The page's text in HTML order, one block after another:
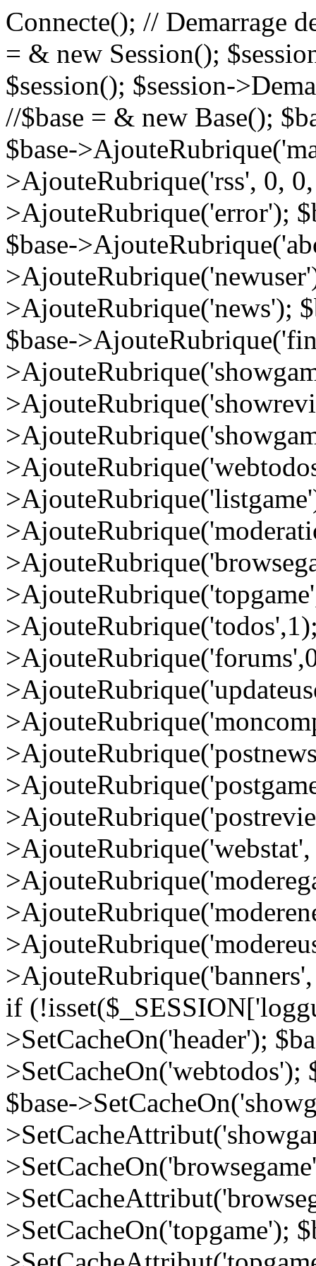
Connecte(); // Demarrage
= & new Session();
$session(); $session-
//$base = & new Base();
$base-
>AjouteRubrique('rss', 0,
>AjouteRubrique('error');
$base-
>AjouteRubrique('news');
$base-
>AjouteRubrique('webstat',
if
>SetCacheOn('header');
>SetCacheOn('webtodos');
$base-
>SetCacheOn('topgame');